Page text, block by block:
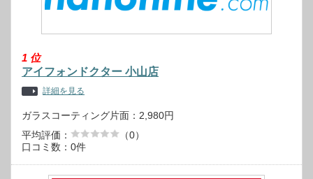
1 位
アイフォンドクター 小山店
詳細を見る
ガラスコーティング片面：2,980円
平均評価：
（0）
口コミ数：0件